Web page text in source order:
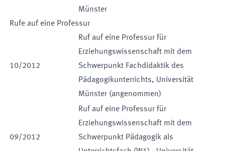
Münster
Rufe auf eine Professur
10/2012
Ruf auf eine Professur für
Erziehungswissenschaft mit dem
Schwerpunkt Fachdidaktik des
Pädagogikunterrichts, Universität
Münster(angenommen)
09/2012
Ruf auf eine Professur für
Erziehungswissenschaft mit dem
Schwerpunkt Pädagogik als